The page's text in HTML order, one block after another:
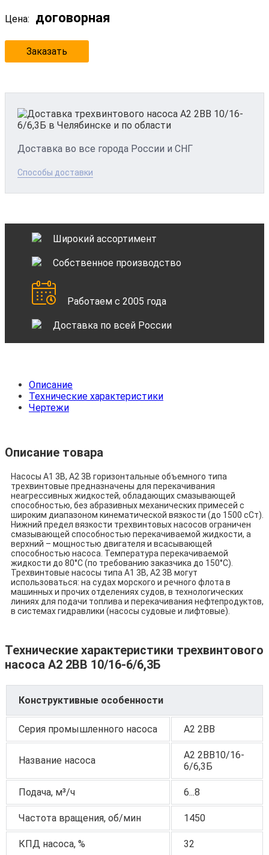
Цена: договорная
Заказать
Доставка во все города России и СНГ
Способы доставки
Широкий ассортимент
Собственное производство
Работаем с 2005 года
Доставка по всей России
Описание
Технические характеристики
Чертежи
Описание товара
Насосы А1 3В, А2 3В горизонтальные объемного типа
трехвинтовые предназначены для перекачивания
неагрессивных жидкостей, обладающих смазывающей
способностью, без абразивных механических примесей с
широким диапазоном кинематической вязкости (до 1500 cСт).
Нижний предел вязкости трехвинтовых насосов ограничен
смазывающей способностью перекачиваемой жидкости, а
верхний – мощностью двигателя и всасывающей
способностью насоса. Температура перекачиваемой
жидкости до 80°С (по требованию заказчика до 150°С).
Трехвинтовые насосы типа А1 3В, А2 3В могут
использоваться: на судах морского и речного флота в
машинных и прочих отделениях судов, в технологических
линиях для подачи топлива и перекачивания нефтепродуктов,
в системах гидравлики (насосы судовые и лифтовые).
Технические характеристики трехвинтового
насоса А2 2ВВ 10/16-6/6,3Б
Конструктивные особенности
Серия промышленного насоса А2 2ВВ
Название насоса
А2 2ВВ10/16-
6/6,3Б
Подача, м³/ч 6...8
Частота вращения, об/мин 1450
КПД насоса, % 32